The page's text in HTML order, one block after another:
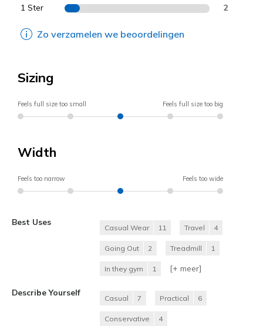
1 Ster 2
Zo verzamelen we beoordelingen
Sizing
Feels full size too small Feels full size too big
Width
Feels too narrow Feels too wide
Best Uses
Casual Wear 11 Travel 4
Going Out 2 Treadmill 1
In they gym 1 [+ meer]
Describe Yourself
Casual 7 Practical 6
Conservative 4